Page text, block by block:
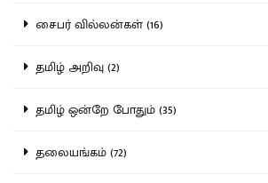
சைபர் வில்லன்கள் (16)
தமிழ் அறிவு (2)
தமிழ் ஒன்றே போதும் (35)
தலையங்கம் (72)